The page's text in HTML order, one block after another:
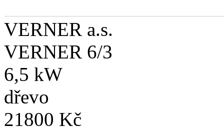
VERNER a.s.
VERNER 6/3
6,5 kW
dřevo
21800 Kč